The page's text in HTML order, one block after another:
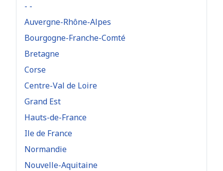
- -
Auvergne-Rhône-Alpes
Bourgogne-Franche-Comté
Bretagne
Corse
Centre-Val de Loire
Grand Est
Hauts-de-France
Ile de France
Normandie
Nouvelle-Aquitaine